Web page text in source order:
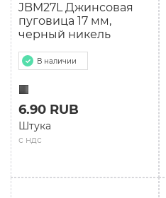
JBM27L Джинсовая
пуговица 17 мм,
черный никель
В наличии
с ндс
6.90 RUB
Штука